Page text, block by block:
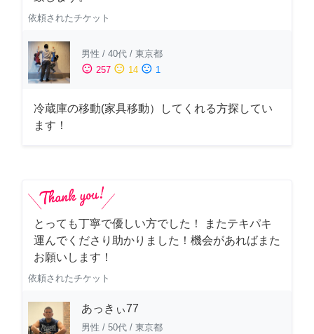
依頼されたチケット
男性 / 40代 / 東京都
sentiment_satisfied 257 sentiment_neutral 14 sentiment_dissatisfied 1
冷蔵庫の移動(家具移動）してくれる方探してい
ます！
とっても丁寧で優しい方でした！ またテキパキ
運んでくださり助かりました！機会があればまた
お願いします！
依頼されたチケット
あっきぃ77
男性 / 50代 / 東京都